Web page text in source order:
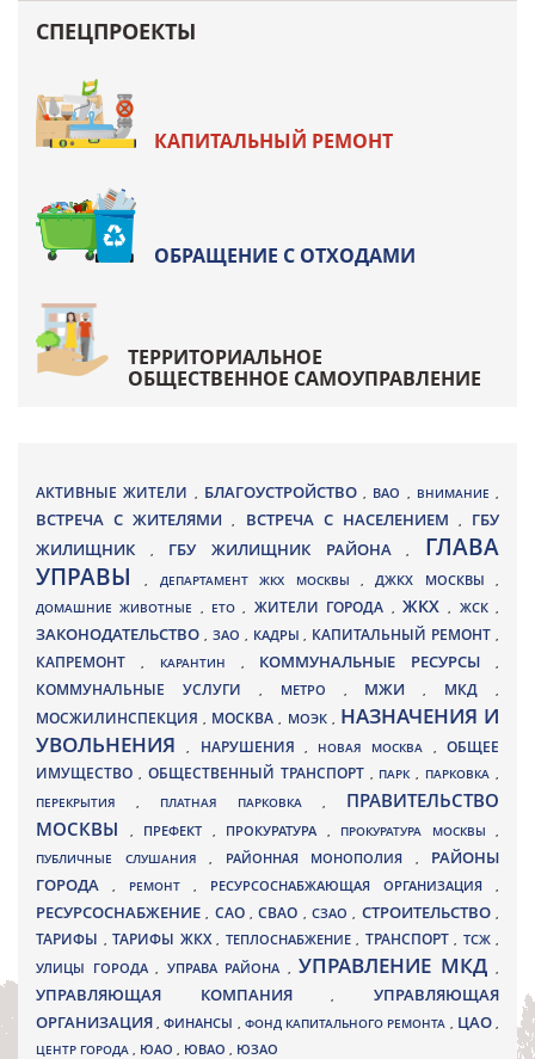
СПЕЦПРОЕКТЫ
КАПИТАЛЬНЫЙ РЕМОНТ
ОБРАЩЕНИЕ С ОТХОДАМИ
ТЕРРИТОРИАЛЬНОЕ
ОБЩЕСТВЕННОЕ САМОУПРАВЛЕНИЕ
АКТИВНЫЕ ЖИТЕЛИ , БЛАГОУСТРОЙСТВО , ВАО , ВНИМАНИЕ ,
ВСТРЕЧА С ЖИТЕЛЯМИ, ВСТРЕЧА С НАСЕЛЕНИЕМ , ГБУ
ЖИЛИЩНИК
, ГБУ ЖИЛИЩНИК РАЙОНА, ГЛАВА
УПРАВЫ, ДЕПАРТАМЕНТ ЖКХ МОСКВЫ ,ДЖКХ МОСКВЫ ,
ДОМАШНИЕ ЖИВОТНЫЕ , ЕТО, ЖИТЕЛИ ГОРОДА , ЖКХ, ЖСК,
ЗАКОНОДАТЕЛЬСТВО , ЗАО , КАДРЫ, КАПИТАЛЬНЫЙ РЕМОНТ ,
КАПРЕМОНТ , КАРАНТИН , КОММУНАЛЬНЫЕ РЕСУРСЫ,
КОММУНАЛЬНЫЕ УСЛУГИ , МЕТРО , МЖИ, МКД ,
МОСЖИЛИНСПЕКЦИЯ, МОСКВА , МОЭК , НАЗНАЧЕНИЯ И
УВОЛЬНЕНИЯ, НАРУШЕНИЯ , НОВАЯ МОСКВА ,ОБЩЕЕ
ИМУЩЕСТВО , ОБЩЕСТВЕННЫЙ ТРАНСПОРТ , ПАРК, ПАРКОВКА ,
ПЕРЕКРЫТИЯ , ПЛАТНАЯ ПАРКОВКА , ПРАВИТЕЛЬСТВО
МОСКВЫ
, ПРЕФЕКТ , ПРОКУРАТУРА , ПРОКУРАТУРА МОСКВЫ ,
ПУБЛИЧНЫЕ СЛУШАНИЯ , РАЙОННАЯ МОНОПОЛИЯ , РАЙОНЫ
ГОРОДА
, РЕМОНТ , РЕСУРСОСНАБЖАЮЩАЯ ОРГАНИЗАЦИЯ ,
РЕСУРСОСНАБЖЕНИЕ, САО,СВАО ,СЗАО, СТРОИТЕЛЬСТВО,
ТАРИФЫ , ТАРИФЫ ЖКХ , ТЕПЛОСНАБЖЕНИЕ , ТРАНСПОРТ , ТСЖ ,
УЛИЦЫ ГОРОДА , УПРАВА РАЙОНА , УПРАВЛЕНИЕ МКД ,
УПРАВЛЯЮЩАЯ КОМПАНИЯ,УПРАВЛЯЮЩАЯ
ОРГАНИЗАЦИЯ,ФИНАНСЫ , ФОНД КАПИТАЛЬНОГО РЕМОНТА , ЦАО,
ЦЕНТР ГОРОДА , ЮАО , ЮВАО , ЮЗАО